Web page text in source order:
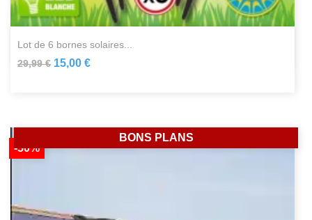
lot de 6 bornes solaires...
29,99 € 15,00 €
-50%
BONS PLANS